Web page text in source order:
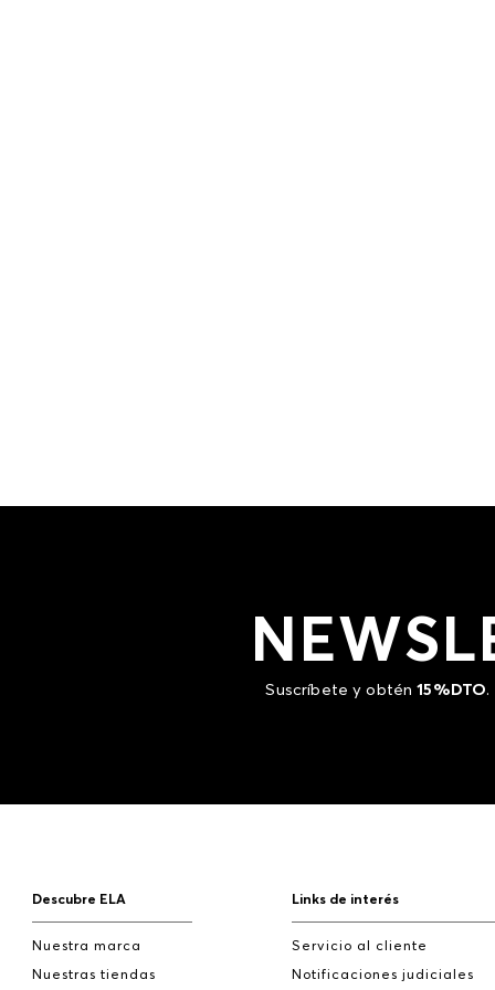
Suscríbete y obtén15%DTO.
Descubre ELA
Nuestra marca
Nuestras tiendas
Links de interés
Servicio al cliente
Notificaciones judiciales